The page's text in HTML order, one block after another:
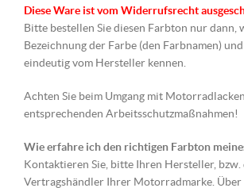
Diese Ware ist vom Widerrufsrecht
Bitte bestellen Sie diesen Farbton nur dann,
Bezeichnung der Farbe (den Farbnamen)
eindeutig vom Hersteller kennen.
Achten Sie beim Umgang mit
entsprechenden Arbeitsschutzmaßnahmen!
Wie erfahre ich den richtigen Farbton
Kontaktieren Sie, bitte Ihren Hersteller, bzw.
Vertragshändler Ihrer Motorradmarke.